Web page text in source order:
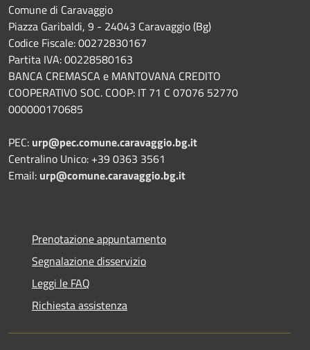
Comune di Caravaggio
Piazza Garibaldi, 9 - 24043 Caravaggio (Bg)
Codice Fiscale: 00272830167
Partita IVA: 00228580163
BANCA CREMASCA e MANTOVANA CREDITO
COOPERATIVO SOC. COOP: IT 71 C 07076 52770
000000170685
PEC: urp@pec.comune.caravaggio.bg.it
Centralino Unico: +39 0363 3561
Email: urp@comune.caravaggio.bg.it
Prenotazione appuntamento
Segnalazione disservizio
Leggi le FAQ
Richiesta assistenza